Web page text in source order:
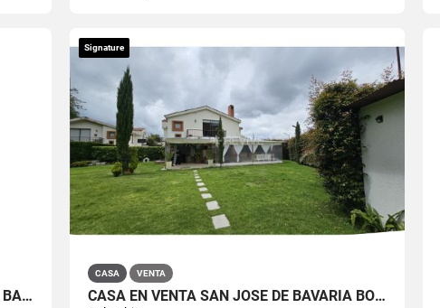
SE ARRIENDA CASA INDEPENDIENTE EN BARRIO QUIROGA SUR
Signature
CASA VENTA
CASA EN VENTA SAN JOSÉ DE BAVARIA BOGOTÁ